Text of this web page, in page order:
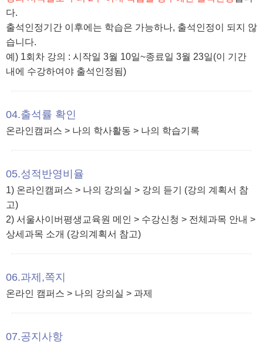
다.
출석인정기간 이후에는 학습은 가능하나, 출석인정이 되지 않
습니다.
예) 1회차 강의 : 시작일 3월 10일~종료일 3월 23일(이 기간
내에 수강하여야 출석인정됨)
04.출석률 확인
온라인캠퍼스 > 나의 학사활동 > 나의 학습기록
05.성적반영비율
1) 온라인캠퍼스 > 나의 강의실 > 강의 듣기 (강의 계획서 참
고)
2) 서울사이버평생교육원 메인 > 수강신청 > 전체과목 안내 >
상세과목 소개 (강의계획서 참고)
06.과제,쪽지
온라인 캠퍼스 > 나의 강의실 > 과제
07.공지사항